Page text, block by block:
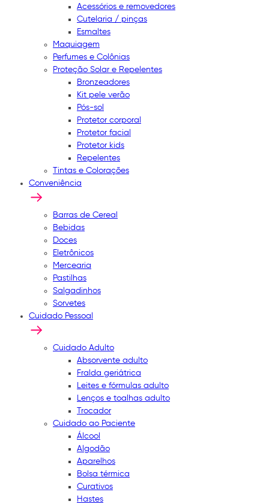
Acessórios e removedores
Cutelaria / pinças
Esmaltes
Maquiagem
Perfumes e Colônias
Proteção Solar e Repelentes
Bronzeadores
Kit pele verão
Pós-sol
Protetor corporal
Protetor facial
Protetor kids
Repelentes
Tintas e Colorações
Conveniência
Barras de Cereal
Bebidas
Doces
Eletrônicos
Mercearia
Pastilhas
Salgadinhos
Sorvetes
Cuidado Pessoal
Cuidado Adulto
Absorvente adulto
Fralda geriátrica
Leites e fórmulas adulto
Lenços e toalhas adulto
Trocador
Cuidado ao Paciente
Álcool
Algodão
Aparelhos
Bolsa térmica
Curativos
Hastes